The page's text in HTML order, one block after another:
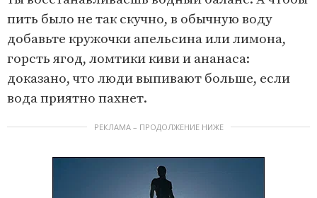
пить было не так скучно, в обычную воду
добавьте кружочки апельсина или лимона,
горсть ягод, ломтики киви и ананаса:
доказано, что люди выпивают больше, если
вода приятно пахнет.
РЕКЛАМА – ПРОДОЛЖЕНИЕ НИЖЕ